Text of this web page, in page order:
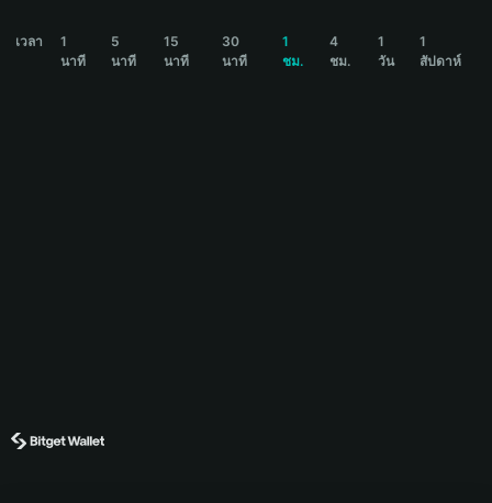
เวลา
1
นาที
5
นาที
15
นาที
30
นาที
1
ชม.
4
ชม.
1
วัน
1
สัปดาห์